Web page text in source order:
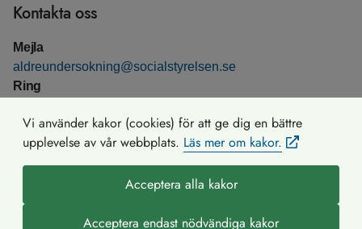
Vi använder kakor (cookies) för att ge dig en bättre
upplevelse av vår webbplats. Läs mer om kakor.
Acceptera alla kakor
Acceptera endast nödvändiga kakor
Kontakta oss
Mejla
aldreundersokning@socialstyrelsen.se
Ring